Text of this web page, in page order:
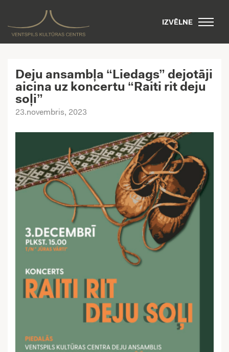
IZVĒLNE
Deju ansambļa “Liedags” dejotāji
aicina uz koncertu “Raiti rit deju
soļi”
23.novembris, 2023